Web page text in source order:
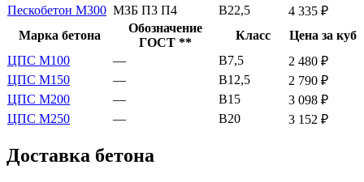
Пескобетон М300 МЗБ П3 П4 В22,5
4 335 ₽
Марка бетона
Обозначение
ГОСТ **
Класс
Цена за куб
ЦПС М100
— В7,5
2 480 ₽
ЦПС М150
— В12,5
2 790 ₽
ЦПС М200
— В15
3 098 ₽
ЦПС М250
— В20 3 152 ₽
Доставка бетона